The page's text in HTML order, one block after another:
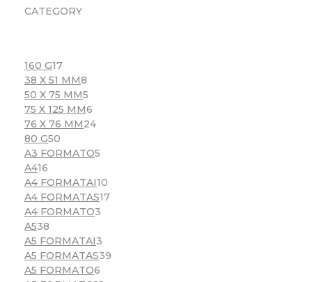
CATEGORY
160 G17
38 X 51 MM8
50 X 75 MM5
75 X 125 MM6
76 X 76 MM24
80 G50
A3 FORMATO5
A416
A4 FORMATAI10
A4 FORMATAS17
A4 FORMATO3
A538
A5 FORMATAI3
A5 FORMATAS39
A5 FORMATO6